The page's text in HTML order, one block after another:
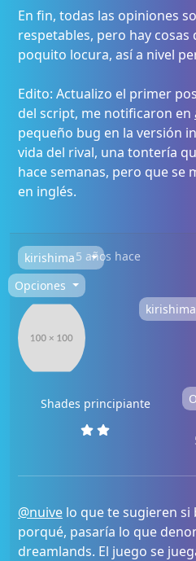
En fin, todas las opiniones
respetables, pero hay cosas
poquito locura, así a nivel
Edito: Actualizo el primer
del script, me notificaron en
pequeño bug en la versión
vida del rival, una tontería
hace semanas, pero que se
en inglés.
kirishima5 años hace
Opciones
kirishima
Shades principiante
@nuive lo que te sugieren
porqué, pasaría lo que
dreamlands. El juego se